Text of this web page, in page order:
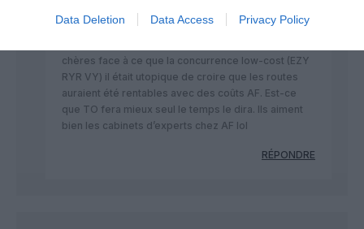
Data Deletion Data Access Privacy Policy
21 h 25 min
chères face à ce que la concurrence low-cost (EZY
RYR VY) il était utopique de croire que les routes
auraient été rentables avec des coûts AF. Est-ce
que TO fera mieux seul le temps le dira. Ils aiment
bien les cabinets d’experts chez AF lol
RÉPONDRE